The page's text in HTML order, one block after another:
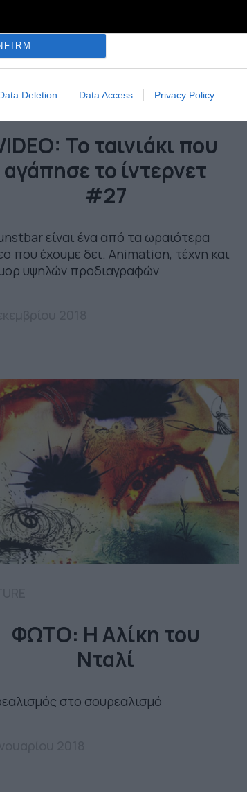
Deletion Data Access Privacy Policy
Το ταινιάκι που
αγάπησε το ίντερνετ
#27
είναι ένα από τα ωραιότερα
που έχουμε δει. Animation, τέχνη και
υψηλών προδιαγραφών
ΦΩΤΟ: H Αλίκη του
Νταλί
στο σουρεαλισμό